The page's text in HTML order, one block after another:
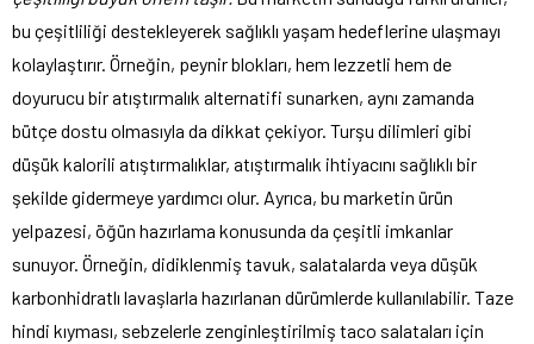
bu çeşitliliği destekleyerek sağlıklı yaşam hedeflerine ulaşmayı
kolaylaştırır. Örneğin, peynir blokları, hem lezzetli hem de
doyurucu bir atıştırmalık alternatifi sunarken, aynı zamanda
bütçe dostu olmasıyla da dikkat çekiyor. Turşu dilimleri gibi
düşük kalorili atıştırmalıklar, atıştırmalık ihtiyacını sağlıklı bir
şekilde gidermeye yardımcı olur. Ayrıca, bu marketin ürün
yelpazesi, öğün hazırlama konusunda da çeşitli imkanlar
sunuyor. Örneğin, didiklenmiş tavuk, salatalarda veya düşük
karbonhidratlı lavaşlarla hazırlanan dürümlerde kullanılabilir. Taze
hindi kıyması, sebzelerle zenginleştirilmiş taco salataları için